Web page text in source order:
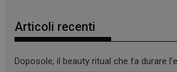
Articoli recenti
Doposole, il beauty ritual che fa durare